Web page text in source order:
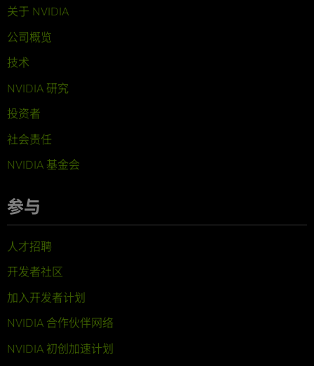
关于 NVIDIA
公司概览
技术
NVIDIA 研究
投资者
社会责任
NVIDIA 基金会
参与
人才招聘
开发者社区
加入开发者计划
NVIDIA 合作伙伴网络
NVIDIA 初创加速计划